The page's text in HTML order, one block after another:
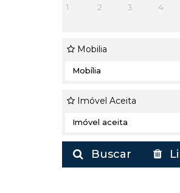
1
2 3 4
Mobilia
Mobília
Imóvel Aceita
Imóvel aceita
Buscar